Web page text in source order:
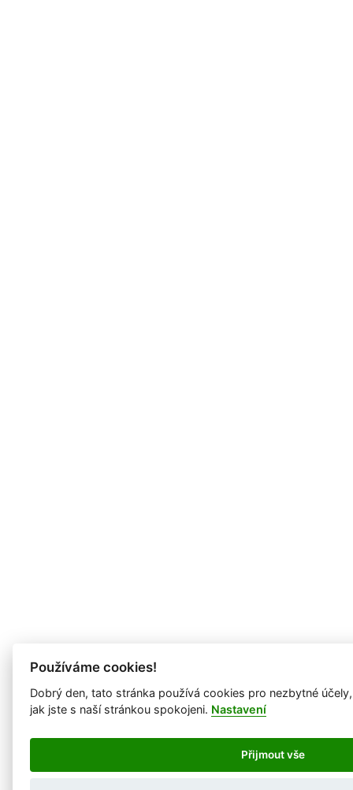
Používáme cookies!
Dobrý den, tato stránka používá cookies pro nezbytné
jak jste s naší stránkou spokojeni. Nastavení
Přijmout vše